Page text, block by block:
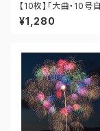
【10枚】「大曲・10号
トカード PO-OM-
¥1,280